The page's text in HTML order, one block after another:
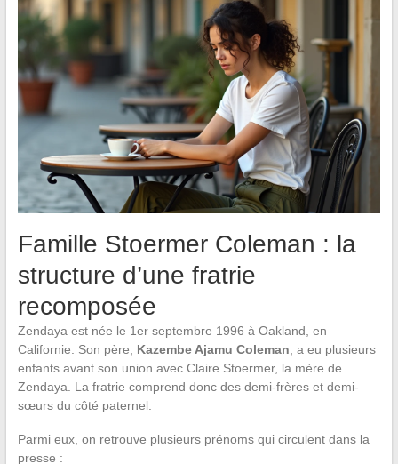
Famille Stoermer Coleman : la
structure d’une fratrie
recomposée
Zendaya est née le 1er septembre 1996 à Oakland, en
Californie. Son père, Kazembe Ajamu Coleman , a eu plusieurs
enfants avant son union avec Claire Stoermer, la mère de
Zendaya. La fratrie comprend donc des demi-frères et demi-
sœurs du côté paternel.
Parmi eux, on retrouve plusieurs prénoms qui circulent dans la
presse :